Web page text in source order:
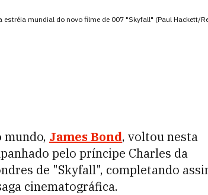
mundial do novo filme de 007 "Skyfall" (Paul Hackett/
mundo, James Bond, voltou nesta
pelo príncipe Charles da
de "Skyfall", completando
cinematográfica.